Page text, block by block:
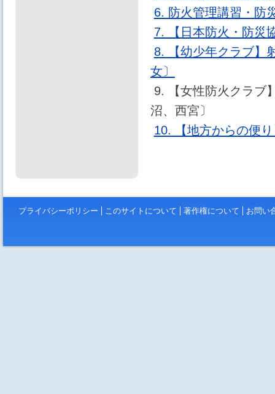
6. 防火管理講習・防
7. 【日本防火・防災
8. 【幼少年クラブ】
女〕
9. 【女性防火クラブ
沼、西宮〕
10. 【地方からの便
プライバシーポリシー このサイトについて 著作権について お問い